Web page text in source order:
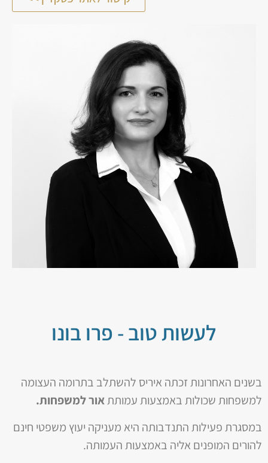
לעשות טוב - פרו בונו
בשנים האחרונות זכתה איריס להשתלב בתרומה העצומה
למשפחות שכולות באמצעות עמותתאור למשפחות.
במסגרת פעילות התנדבותה היא מעניקה יעוץ משפטי חינם
להורים המופנים אליה באמצעות העמותה.